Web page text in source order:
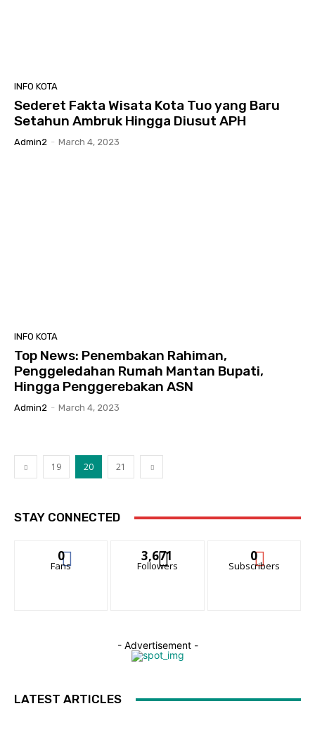
INFO KOTA
Sederet Fakta Wisata Kota Tuo yang Baru
Setahun Ambruk Hingga Diusut APH
Admin2 - March 4, 2023
INFO KOTA
Top News: Penembakan Rahiman,
Penggeledahan Rumah Mantan Bupati,
Hingga Penggerebakan ASN
Admin2 - March 4, 2023
19 20 21
STAY CONNECTED
0
Fans
3,671
Followers
0
Subscribers
- Advertisement -
LATEST ARTICLES